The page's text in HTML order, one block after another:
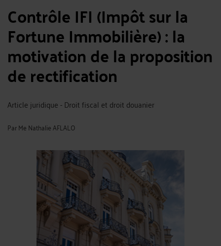
Contrôle IFI (Impôt sur la
Fortune Immobilière) : la
motivation de la proposition
de rectification
Article juridique - Droit fiscal et droit douanier
ParMe Nathalie AFLALO